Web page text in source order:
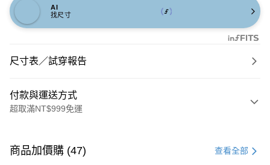
AI
找尺寸
尺寸表／試穿報告
付款與運送方式
超取滿NT$999免運
信用卡一次付款
商品加價購 (47) 查看全部